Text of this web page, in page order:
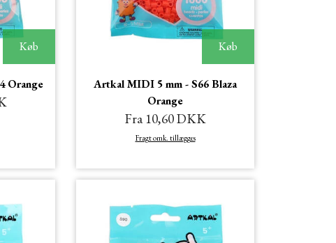
Køb
Orange
Køb
Artkal MIDI 5 mm - S66 Blaza
Orange
Fra 10,60 DKK
Fragt omk. tillægges